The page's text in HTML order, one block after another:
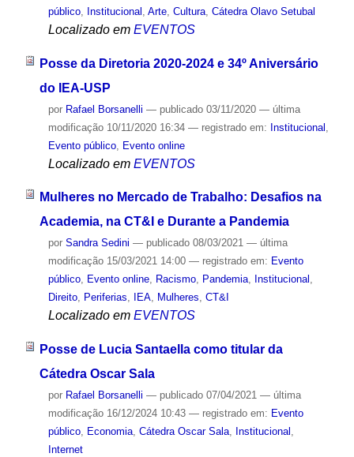
público, Institucional Arte, Cultura, Cátedra Olavo Setubal
Localizado em EVENTOS
Posse da Diretoria 2020-2024 e 34º Aniversário
do IEA-USP
por Rafael Borsanelli — publicado03/11/2020 — última
modificação10/11/2020 16:34 — registrado em: Institucional
Evento público, Evento online
Localizado em EVENTOS
Mulheres no Mercado de Trabalho: Desafios na
Academia, na CT&I e Durante a Pandemia
por Sandra Sedini — publicado08/03/2021 — última
modificação15/03/2021 14:00 — registrado em: Evento
público, Evento online, Racismo, Pandemia, Institucional ,
Direito, Periferias, IEA, Mulheres, CT&I
Localizado em EVENTOS
Posse de Lucia Santaella como titular da
Cátedra Oscar Sala
por Rafael Borsanelli — publicado07/04/2021 — última
modificação16/12/2024 10:43 — registrado em: Evento
público, Economia, Cátedra Oscar Sala, Institucional ,
Internet